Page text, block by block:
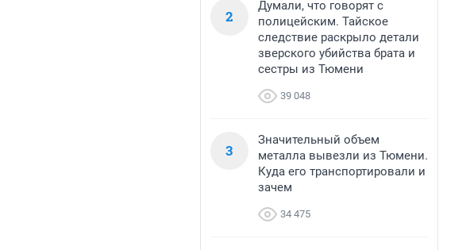
2
Думали, что говорят с
полицейским. Тайское
следствие раскрыло детали
зверского убийства брата и
сестры из Тюмени
39 048
3
Значительный объем
металла вывезли из Тюмени.
Куда его транспортировали и
зачем
34 475